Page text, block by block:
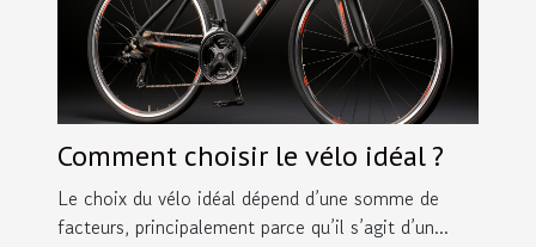
Comment choisir le vélo idéal ?
Le choix du vélo idéal dépend d’une somme de
facteurs, principalement parce qu’il s’agit d’un...